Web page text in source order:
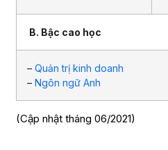
B. Bậc cao học
– Quản trị kinh doanh
– Ngôn ngữ Anh
(Cập nhật tháng 06/2021)